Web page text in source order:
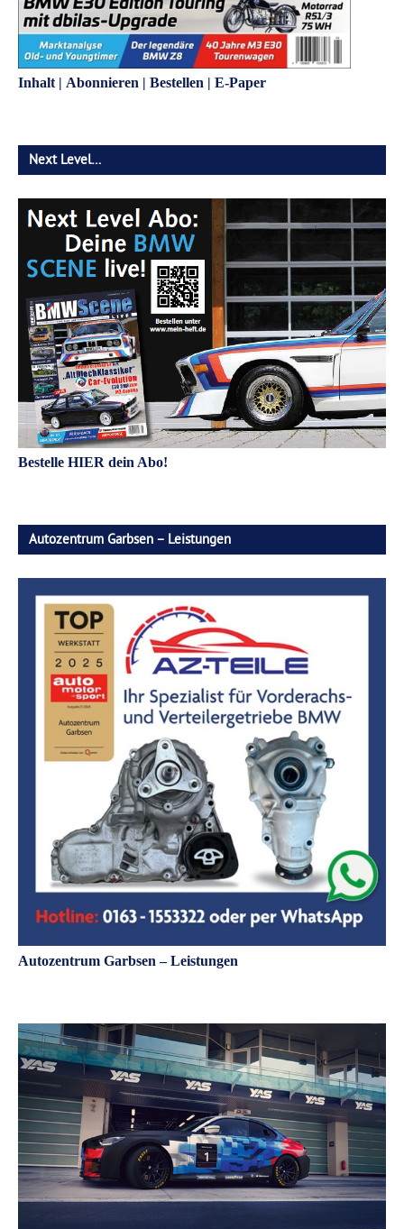
Inhalt | Abonnieren | Bestellen | E-Paper
Next Level…
Bestelle HIER dein Abo!
Autozentrum Garbsen – Leistungen
Autozentrum Garbsen – Leistungen